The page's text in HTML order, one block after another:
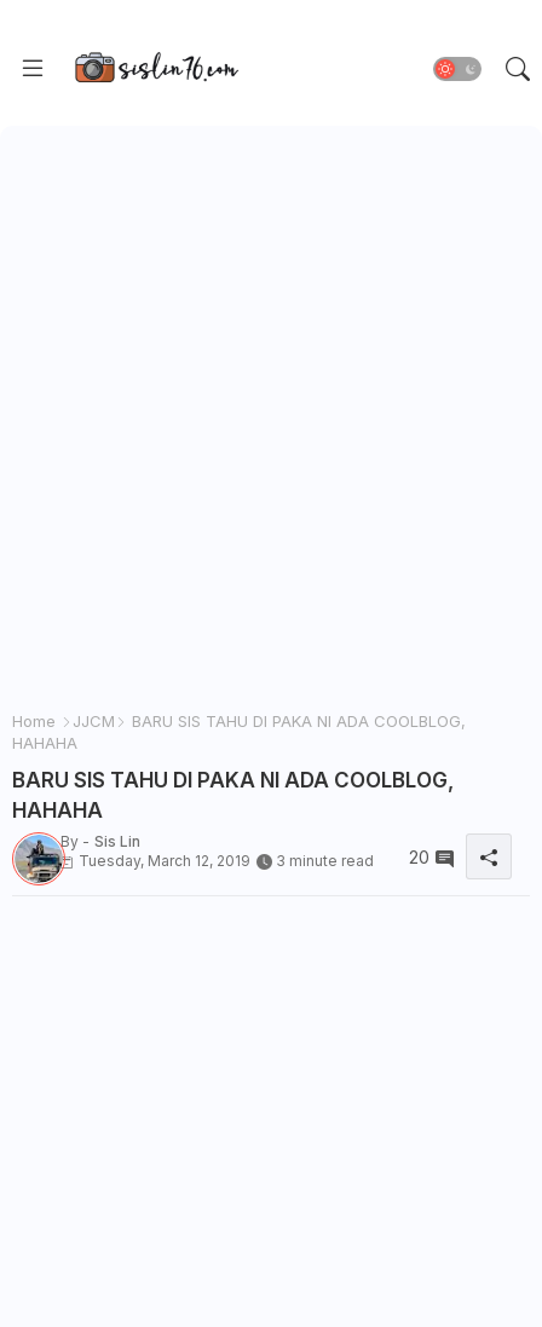
Home JJCM
BARU SIS TAHU DI PAKA NI ADA COOLBLOG,
HAHAHA
BARU SIS TAHU DI PAKA NI ADA COOLBLOG,
HAHAHA
By - Sis Lin
Tuesday, March 12, 2019
3 minute read 20